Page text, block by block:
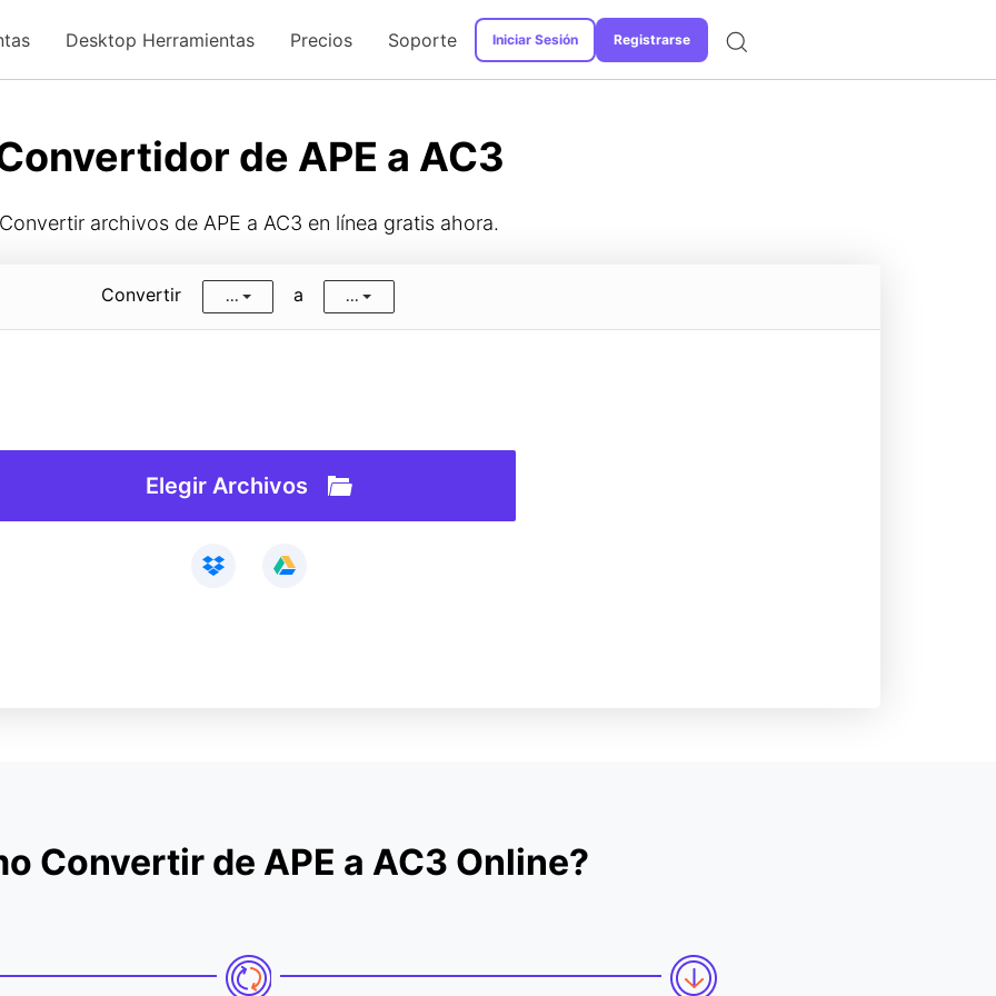
Desktop Herramientas Precios Soporte Iniciar Sesión Registrarse
de APE a AC3
Convertir archivos de APE a AC3 en línea gratis ahora.
Convertir ... a ...
Elegir Archivos
Convertir de APE a AC3 Online?